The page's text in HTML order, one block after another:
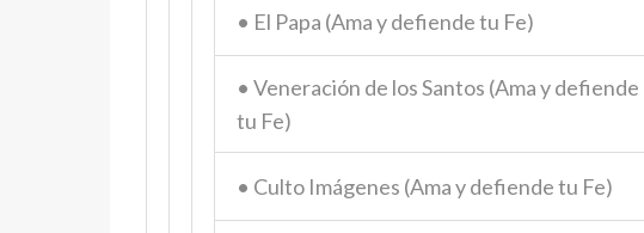
• El Papa (Ama y defiende tu Fe)
• Veneración de los Santos (Ama y defiende
tu Fe)
• Culto Imágenes (Ama y defiende tu Fe)